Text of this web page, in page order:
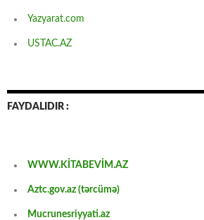
Yazyarat.com
USTAC.AZ
FAYDALIDIR :
WWW.KİTABEVİM.AZ
Aztc.gov.az (tərcümə)
Mucrunesriyyati.az